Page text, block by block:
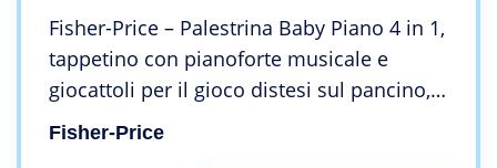
Fisher-Price – Palestrina Baby Piano 4 in 1,
tappetino con pianoforte musicale e
giocattoli per il gioco distesi sul pancino,
cerbiatto blu [esclusiva Amazon],
Fisher-Price